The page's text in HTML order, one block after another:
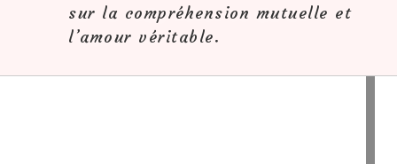
sur la compréhension mutuelle et
l’amour véritable.